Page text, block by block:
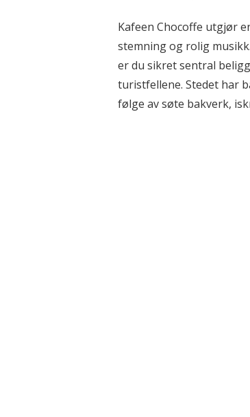
Kafeen Chocoffe utgjør
stemning og rolig
er du sikret sentral
turistfellene. Stedet har
følge av søte bakverk,